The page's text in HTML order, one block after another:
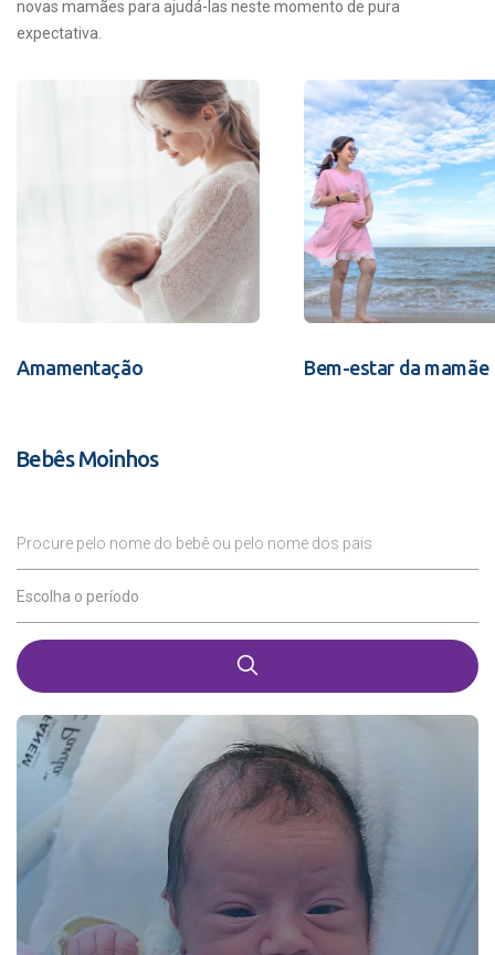
novas mamães para ajudá-las neste momento de pura
expectativa.
Amamentação Bem-estar da mamãe
Bebês Moinhos
Procure pelo nome do bebê ou pelo nome dos pais
Escolha o período